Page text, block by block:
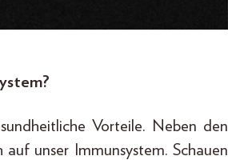
Vorteile. Neben den
unser Immunsystem. Schauen